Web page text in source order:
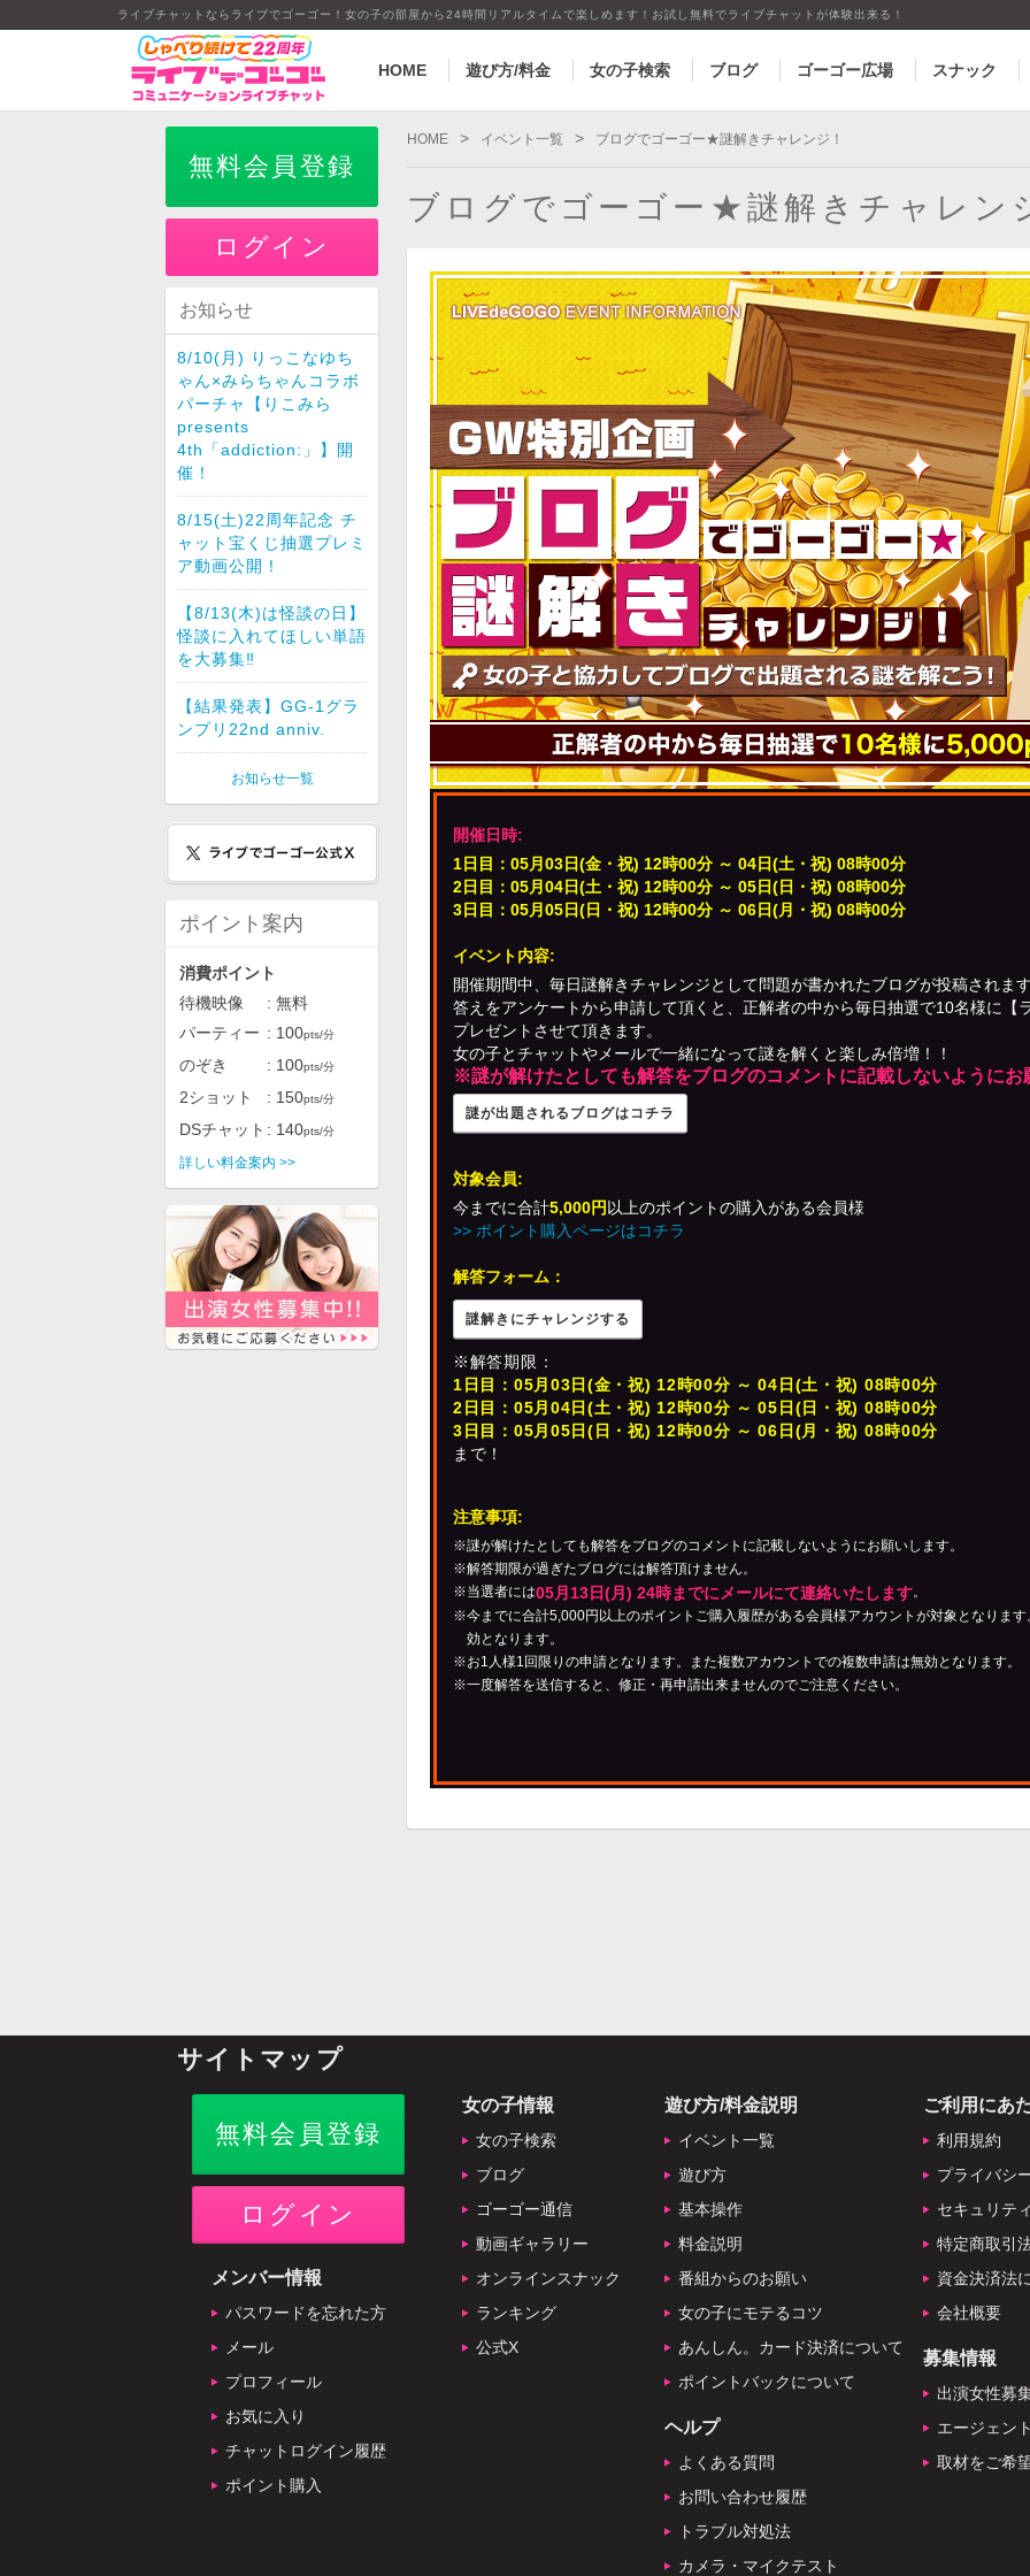
ライブチャットならライブでゴーゴー！女の子の部屋から24時間リアルタイムで楽しめます！お試し無料でライブチャットが体験出来る！
HOME 遊び方/料金 女の子検索 ブログ ゴーゴー広場 スナック
HOME > イベント一覧 > ブログでゴーゴー★謎解きチャレンジ！
ブログでゴーゴー★謎解きチャレン
開催日時:
1日目：05月03日(金・祝) 12時00分 ～ 04日(土・祝) 08時00分
2日目：05月04日(土・祝) 12時00分 ～ 05日(日・祝) 08時00分
3日目：05月05日(日・祝) 12時00分 ～ 06日(月・祝) 08時00分
イベント内容:
開催期間中、毎日謎解きチャレンジとして問題が書かれたブログが投稿されます
答えをアンケートから申請して頂くと、正解者の中から毎日抽選で10名様に【
プレゼントさせて頂きます。
女の子とチャットやメールで一緒になって謎を解くと楽しみ倍増！！
※謎が解けたとしても解答をブログのコメントに記載しないようにお
謎が出題されるブログはコチラ
対象会員:
今までに合計5,000円 以上のポイントの購入がある会員様
>> ポイント購入ページはコチラ
解答フォーム：
謎解きにチャレンジする
※解答期限：
1日目：05月03日(金・祝) 12時00分 ～ 04日(土・祝) 08時00分
2日目：05月04日(土・祝) 12時00分 ～ 05日(日・祝) 08時00分
3日目：05月05日(日・祝) 12時00分 ～ 06日(月・祝) 08時00分
まで！
注意事項:
※謎が解けたとしても解答をブログのコメントに記載しないようにお願いします。
※解答期限が過ぎたブログには解答頂けません。
※当選者には05月13日(月) 24時までにメールにて連絡いたします。
※今までに合計5,000円以上のポイントご購入履歴がある会員様アカウントが対象となりま
効となります。
※お1人様1回限りの申請となります。また複数アカウントでの複数申請は無効となります。
※一度解答を送信すると、修正・再申請出来ませんのでご注意ください。
無料会員登録
ログイン
お知らせ
8/10(月) りっこなゆち
ゃん×みらちゃんコラボ
パーチャ【りこみら
presents
4th「addiction:」】開
催！
8/15(土)22周年記念 チ
ャット宝くじ抽選プレミ
ア動画公開！
【8/13(木)は怪談の日】
怪談に入れてほしい単語
を大募集‼︎
【結果発表】GG-1グラ
ンプリ22nd anniv.
お知らせ一覧
ポイント案内
消費ポイント
待機映像
無料
パーティー
100pts/分
のぞき 100pts/分
2ショット 150pts/分
DSチャット 140pts/分
詳しい料金案内 >>
サイトマップ
無料会員登録
ログイン
メンバー情報
パスワードを忘れた方
メール
プロフィール
お気に入り
チャットログイン履歴
ポイント購入
女の子情報
女の子検索
ブログ
ゴーゴー通信
動画ギャラリー
オンラインスナック
ランキング
公式X
遊び方/料金説明
イベント一覧
遊び方
基本操作
料金説明
番組からのお願い
女の子にモテるコツ
あんしん。カード決済について
ポイントバックについて
ヘルプ
よくある質問
お問い合わせ履歴
トラブル対処法
カメラ・マイクテスト
ご利用にあ
利用規約
プライバシ
セキュリテ
特定商取引
資金決済法
会社概要
募集情報
出演女性募
エージェン
取材をご希